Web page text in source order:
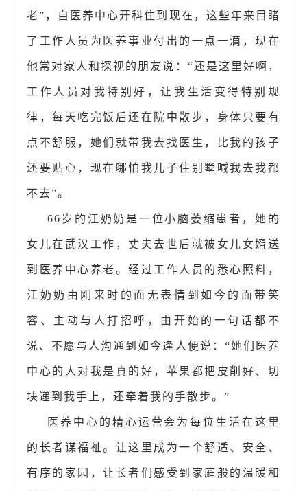
老”，自医养中心开科住到现在，这些年来目睹
了工作人员为医养事业付出的一点一滴，现在
他常对家人和探视的朋友说：“还是这里好啊，
工作人员对我特别好，让我生活变得特别规
律，每天吃完饭后还在院中散步，身体只要有
点不舒服，她们就带我去找医生，比我的孩子
还要贴心，现在哪怕我儿子住别墅喊我去我都
不去”。
66岁的江奶奶是一位小脑萎缩患者，她的
女儿在武汉工作，丈夫去世后就被女儿女婿送
到医养中心养老。经过工作人员的悉心照料，
江奶奶由刚来时的面无表情到如今的面带笑
容、主动与人打招呼，由开始的一句话都不
说、不愿与人沟通到如今逢人便说：“她们医养
中心的人对我是真的好，苹果都把皮削好、切
块递到我手上，还牵着我的手散步。”
医养中心的精心运营会为每位生活在这里
的长者谋福祉。让这里成为一个舒适、安全、
有序的家园，让长者们感受到家庭般的温暖和